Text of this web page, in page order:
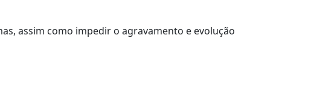
assim como impedir o agravamento e evolução